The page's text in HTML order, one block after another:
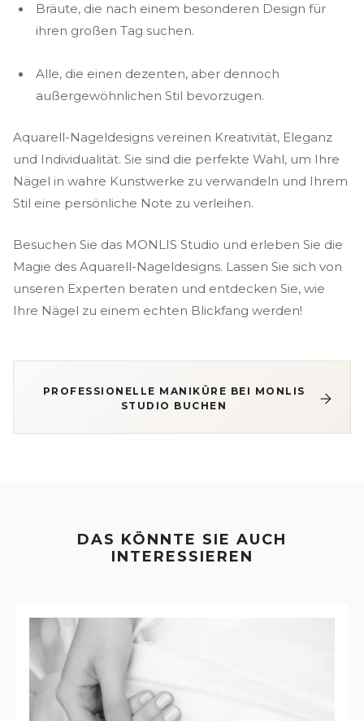
Bräute, die nach einem besonderen Design für
ihren großen Tag suchen.
Alle, die einen dezenten, aber dennoch
außergewöhnlichen Stil bevorzugen.
Aquarell-Nageldesigns vereinen Kreativität, Eleganz
und Individualität. Sie sind die perfekte Wahl, um Ihre
Nägel in wahre Kunstwerke zu verwandeln und Ihrem
Stil eine persönliche Note zu verleihen.
Besuchen Sie das MONLIS Studio und erleben Sie die
Magie des Aquarell-Nageldesigns. Lassen Sie sich von
unseren Experten beraten und entdecken Sie, wie
Ihre Nägel zu einem echten Blickfang werden!
PROFESSIONELLE MANIKÜRE BEI MONLIS
STUDIO BUCHEN
DAS KÖNNTE SIE AUCH
INTERESSIEREN